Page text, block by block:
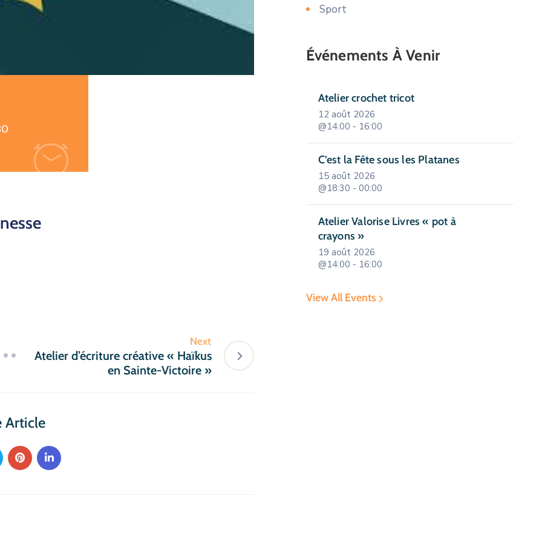
Next
Atelier d’écriture créative « Haïkus
en Sainte-Victoire »
Article
Sport
Événements À Venir
Atelier crochet tricot
12 août 2026
@14:00 - 16:00
C’est la Fête sous les Platanes
15 août 2026
@18:30 - 00:00
Atelier Valorise Livres « pot à
crayons »
19 août 2026
@14:00 - 16:00
View All Events